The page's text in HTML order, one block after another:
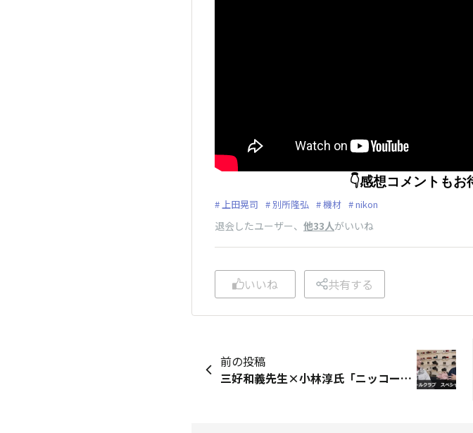
👇感想コメントも
上田晃司 別所隆弘 機材 nikon
退会したユーザー、 他33人がいいね
いいね 共有する
前の投稿
三好和義先生×小林淳氏「ニッコールクラブ スペシャル対談」動画公開！